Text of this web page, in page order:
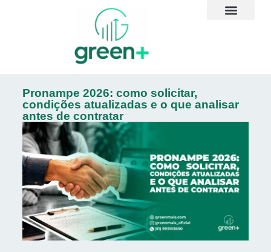
Pronampe 2026: como solicitar,
condições atualizadas e o que analisar
antes de contratar